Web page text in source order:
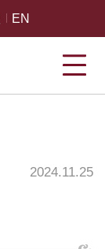
EN
2024.11.25